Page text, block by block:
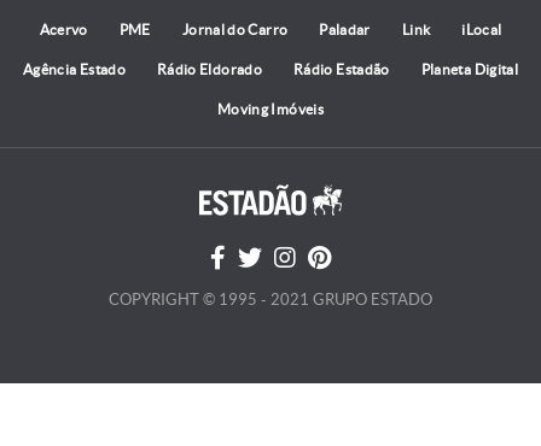
Acervo PME Jornal do Carro Paladar Link iLocal
Agência Estado Rádio Eldorado Rádio Estadão Planeta Digital
Moving Imóveis
COPYRIGHT © 1995 - 2021 GRUPO ESTADO